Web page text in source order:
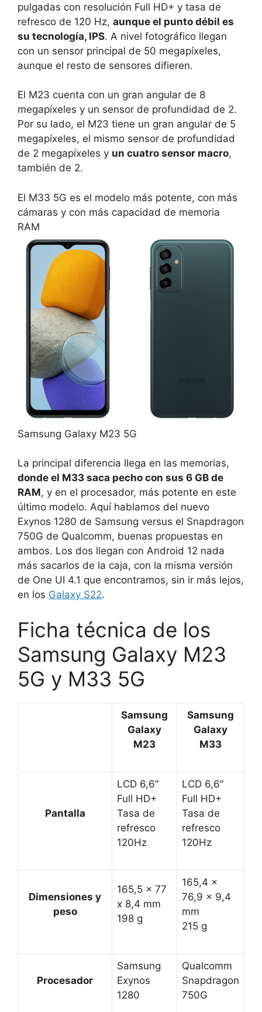
pulgadas con resolución Full HD+ y tasa de
refresco de 120 Hz, aunque el punto débil es
su tecnología, IPS. A nivel fotográfico llegan
con un sensor principal de 50 megapíxeles,
aunque el resto de sensores difieren.
El M23 cuenta con un gran angular de 8
megapíxeles y un sensor de profundidad de 2.
Por su lado, el M23 tiene un gran angular de 5
megapíxeles, el mismo sensor de profundidad
de 2 megapíxeles y un cuatro sensor macro,
también de 2.
El M33 5G es el modelo más potente, con más
cámaras y con más capacidad de memoria
RAM
Samsung Galaxy M23 5G
La principal diferencia llega en las memorias,
donde el M33 saca pecho con sus 6 GB de
RAM, y en el procesador, más potente en este
último modelo. Aquí hablamos del nuevo
Exynos 1280 de Samsung versus el Snapdragon
750G de Qualcomm, buenas propuestas en
ambos. Los dos llegan con Android 12 nada
más sacarlos de la caja, con la misma versión
de One UI 4.1 que encontramos, sin ir más lejos,
en los Galaxy S22.
Ficha técnica de los
Samsung Galaxy M23
5G y M33 5G
Samsung
Galaxy
M23
Samsung
Galaxy
M33
Pantalla
LCD 6,6″
Full HD+
Tasa de
refresco
120Hz
LCD 6,6″
Full HD+
Tasa de
refresco
120Hz
Dimensiones y
peso
165,5 x 77
x 8,4 mm
198 g
165,4 x
76,9 x 9,4
mm
215 g
Procesador
Samsung
Exynos
1280
Qualcomm
Snapdragon
750G